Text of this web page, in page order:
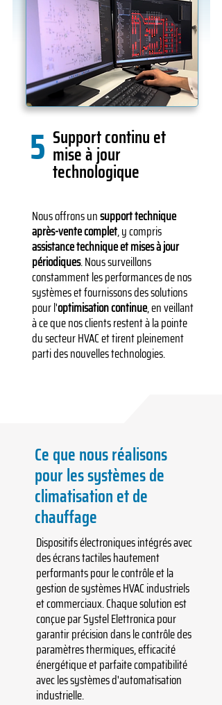
5 Support continu et
mise à jour
technologique
Nous offrons unsupport technique
après-vente complet, y compris
assistance technique et mises à jour
périodiques. Nous surveillons
constamment les performances de nos
systèmes et fournissons des solutions
pour l'optimisation continue, en veillant
à ce que nos clients restent à la pointe
du secteur HVAC et tirent pleinement
parti des nouvelles technologies.
Ce que nous réalisons
pour les systèmes de
climatisation et de
chauffage
Dispositifs électroniques intégrés avec
des écrans tactiles hautement
performants pour le contrôle et la
gestion de systèmes HVAC industriels
et commerciaux. Chaque solution est
conçue par Systel Elettronica pour
garantir précision dans le contrôle des
paramètres thermiques, efficacité
énergétique et parfaite compatibilité
avec les systèmes d'automatisation
industrielle.